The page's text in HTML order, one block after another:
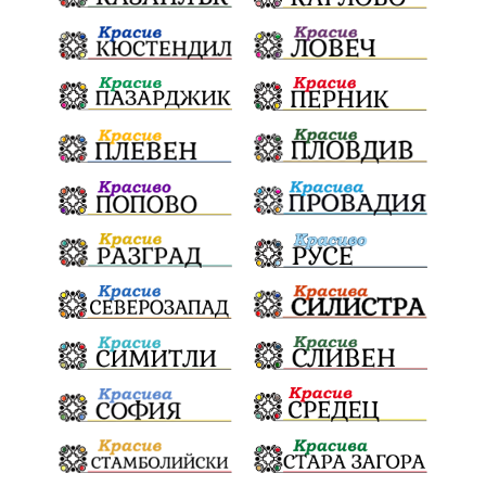
Конституционен съд ВиК Стефан Апостолов
Радослав Ревански пострадали МРРБ
ИвелинМихайлов АнгелинаПопова
Социална политика партия "Мафия"
Сигурност Доброволци
Росен Желязков грабеж справедливост
#Земеделие социални услуги
животновъдство палеж ЮЗУ празници